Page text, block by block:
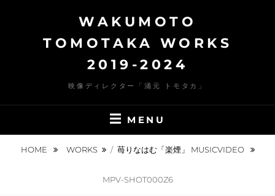
WAKUMOTO
TOMOTAKA WORKS
2019-2024
映像ディレクター「涌元 トモタカ」
MENU
HOME WORKS / 苺りなはむ「楽煙」 MUSICVIDEO
MPV-SHOT000Z6